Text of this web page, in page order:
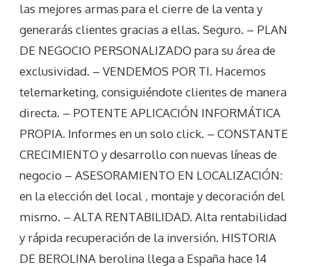
las mejores armas para el cierre de la venta y
generarás clientes gracias a ellas. Seguro. – PLAN
DE NEGOCIO PERSONALIZADO para su área de
exclusividad. – VENDEMOS POR TI. Hacemos
telemarketing, consiguiéndote clientes de manera
directa. – POTENTE APLICACIÓN INFORMÁTICA
PROPIA. Informes en un solo click. – CONSTANTE
CRECIMIENTO y desarrollo con nuevas líneas de
negocio – ASESORAMIENTO EN LOCALIZACIÓN:
en la elección del local , montaje y decoración del
mismo. – ALTA RENTABILIDAD. Alta rentabilidad
y rápida recuperación de la inversión. HISTORIA
DE BEROLINA berolina llega a España hace 14